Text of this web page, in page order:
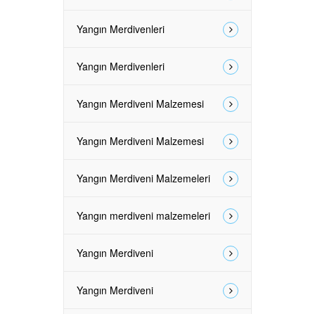
Yangın Merdivenleri
Yangın Merdivenleri
Yangın Merdiveni Malzemesi
Yangın Merdiveni Malzemesi
Yangın Merdiveni Malzemeleri
Yangın merdiveni malzemeleri
Yangın Merdiveni
Yangın Merdiveni